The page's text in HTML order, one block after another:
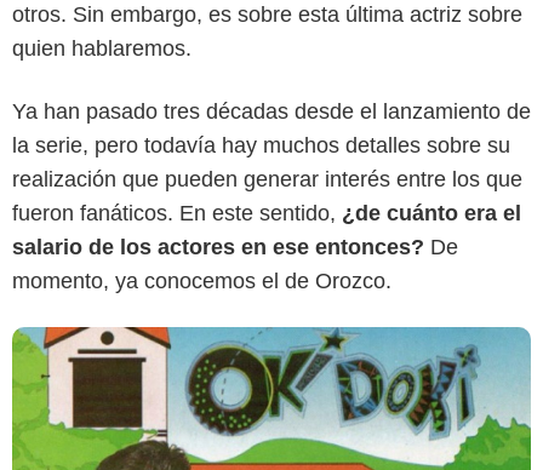
otros. Sin embargo, es sobre esta última actriz sobre
quien hablaremos.
Ya han pasado tres décadas desde el lanzamiento de
la serie, pero todavía hay muchos detalles sobre su
realización que pueden generar interés entre los que
fueron fanáticos. En este sentido, ¿de cuánto era el
salario de los actores en ese entonces? De
momento, ya conocemos el de Orozco.